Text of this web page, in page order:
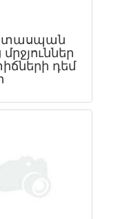
դեմ